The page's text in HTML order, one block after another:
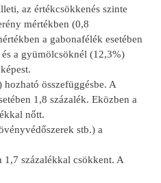
az értékcsökkenés szinte
mértékben (0,8
a gabonafélék esetében
a gyümölcsöknél (12,3%)
összefüggésbe. A
1,8 százalék. Eközben a
nőtt.
stb.) a
százalékkal csökkent. A